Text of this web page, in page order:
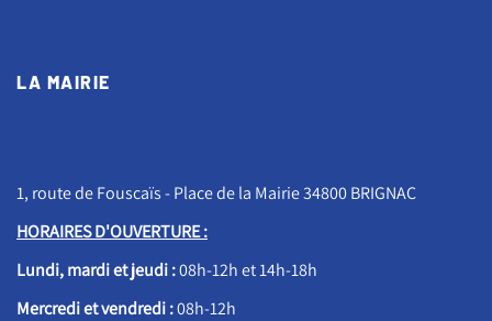
LA MAIRIE
1, route de Fouscaïs - Place de la Mairie 34800 BRIGNAC
HORAIRES D'OUVERTURE :
Lundi, mardi et jeudi :08h-12h et 14h-18h
Mercredi et vendredi :08h-12h